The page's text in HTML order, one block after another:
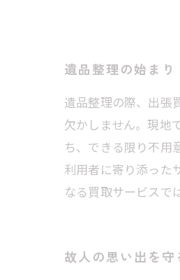
遺品整理の始ま
遺品整理の際、出張
欠かしません。現地
ち、できる限り不用
利用者に寄り添った
なる買取サービスで
故人の思い出を